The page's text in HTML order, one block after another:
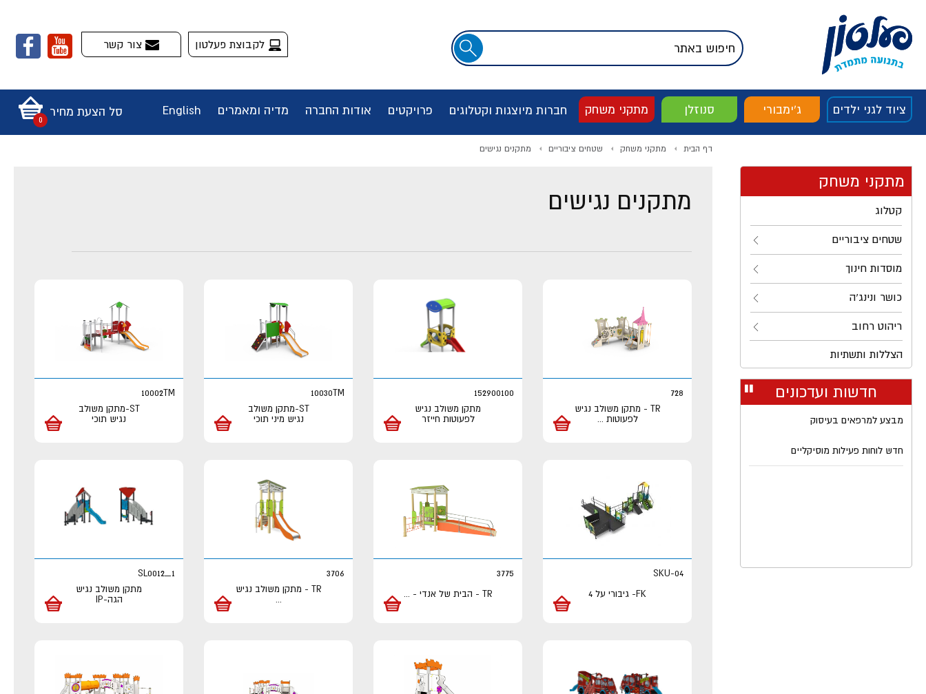
דלג לסרגל הניווט
דלג לתפריט ציוד
אודות החברה
דלג לסוף העמוד
חיפוש
לקבוצת פעלטון צור קשר
ציוד לגני ילדים ג'ימבורי סנוזלן מתקני משחק חברות מיוצגות וקטלוגים פרויקטים אודות החברה מדיה ומאמרים English סל הצעת מחיר
מתקני משחק
קטלוג
שטחים ציבוריים
מוסדות חינוך
כושר ונינג'ה
ריהוט רחוב
הצללות ותשתיות
עצור
חדשות ועדכונים
מבצע למרפאים בעיסוק
חדש לוחות פעילות מוסיקליים
דף הבית מתקני משחק שטחים ציבוריים מתקנים נגישים
מתקנים נגישים
728
TR - מתקן משולב נגיש
לפעוטות
152900100
מתקן משולב נגיש
לפעוטות חייזר
10030TM
ST-מתקן משולב
נגיש מיני תוכי
10002TM
ST-מתקן משולב
נגיש תוכי
SKU-04
FK- גיבורי על 4
3775
TR - הבית של אנדי - ...
3706
TR - מתקן משולב נגיש
SL0012_1
מתקן משולב נגיש
הגה-IP